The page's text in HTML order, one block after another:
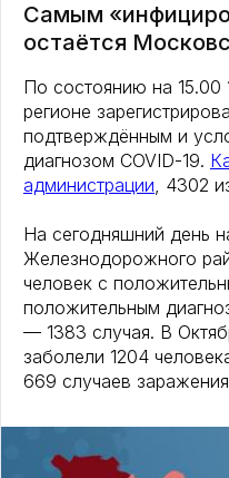
Самым
остаётся
По состоянию на 15.00
регионе
подтверждённым и
диагнозом COVID-19.
администрации, 4302
На сегодняшний день
Железнодорожного
человек с
положительным
— 1383 случая. В
заболели 1204
669 случаев